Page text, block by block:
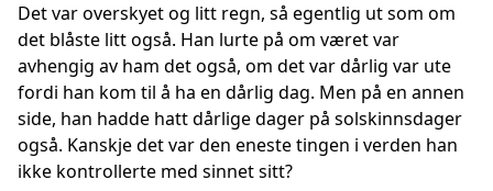
Det var overskyet og litt regn, så egentlig ut som om
det blåste litt også. Han lurte på om været var
avhengig av ham det også, om det var dårlig var ute
fordi han kom til å ha en dårlig dag. Men på en annen
side, han hadde hatt dårlige dager på solskinnsdager
også. Kanskje det var den eneste tingen i verden han
ikke kontrollerte med sinnet sitt?